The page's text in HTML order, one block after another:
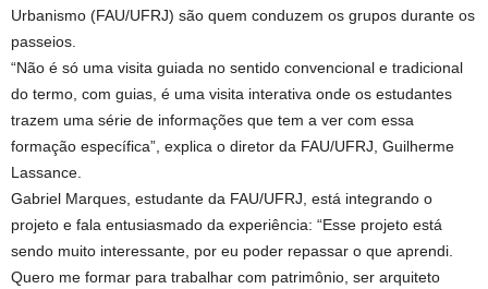
Urbanismo (FAU/UFRJ) são quem conduzem os grupos durante os
passeios.
“Não é só uma visita guiada no sentido convencional e tradicional
do termo, com guias, é uma visita interativa onde os estudantes
trazem uma série de informações que tem a ver com essa
formação específica”, explica o diretor da FAU/UFRJ, Guilherme
Lassance.
Gabriel Marques, estudante da FAU/UFRJ, está integrando o
projeto e fala entusiasmado da experiência: “Esse projeto está
sendo muito interessante, por eu poder repassar o que aprendi.
Quero me formar para trabalhar com patrimônio, ser arquiteto